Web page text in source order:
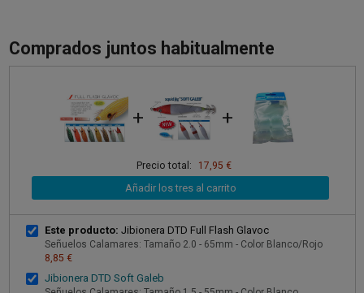
Comprados juntos habitualmente
+ +
Precio total: 17,95 €
Añadir los tres al carrito
Este producto: Jibionera DTD Full Flash Glavoc
Señuelos Calamares: Tamaño 2.0 - 65mm - Color Blanco/Rojo
8,85 €
Jibionera DTD Soft Galeb